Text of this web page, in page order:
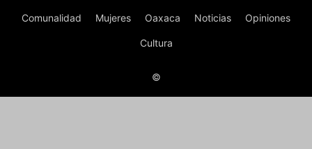
Comunalidad Mujeres Oaxaca Noticias Opiniones
Cultura
©